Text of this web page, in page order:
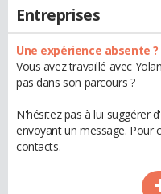
Entreprises
Une expérience absente ?
Vous avez travaillé avec
pas dans son parcours ?
N'hésitez pas à lui suggérer
envoyant un message. Pour
contacts.